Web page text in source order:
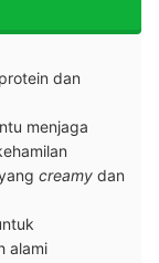
dan
menjaga
creamy dan
alami